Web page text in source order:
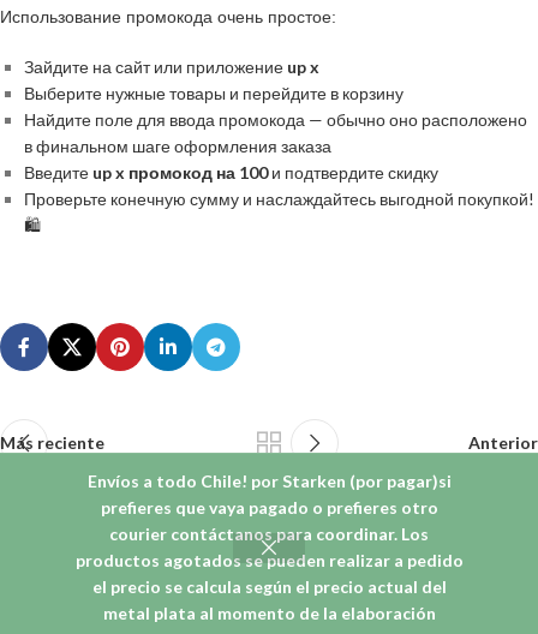
Envíos a todo Chile! por Starken (por pagar)si
prefieres que vaya pagado o prefieres otro
courier contáctanos para coordinar. Los
productos agotados se pueden realizar a pedido
el precio se calcula según el precio actual del
metal plata al momento de la elaboración
Использование промокода очень простое:
Зайдите на сайт или приложение up x
Выберите нужные товары и перейдите в корзину
Найдите поле для ввода промокода — обычно оно расположено
в финальном шаге оформления заказа
Введите up x промокод на 100и подтвердите скидку
Проверьте конечную сумму и наслаждайтесь выгодной покупкой!
🛍️
Más reciente Anterior
© 2026 Liwen Orfebreria . Todos los derechos reservados